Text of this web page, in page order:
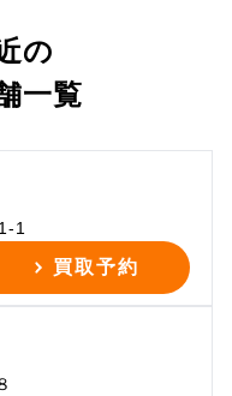
の
一覧
1
買取予約